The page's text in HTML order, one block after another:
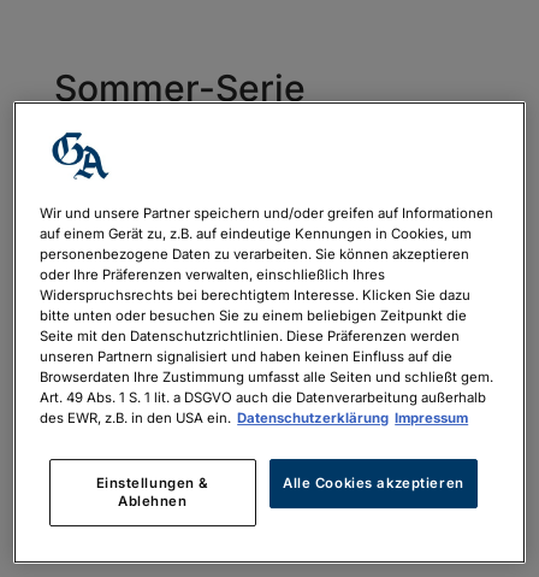
Sommer-Serie
Sommerserie GA
Neueste Kommentare
Wir und unsere Partner speichern und/oder greifen auf Informationen
auf einem Gerät zu, z.B. auf eindeutige Kennungen in Cookies, um
personenbezogene Daten zu verarbeiten. Sie können akzeptieren
oder Ihre Präferenzen verwalten, einschließlich Ihres
Widerspruchsrechts bei berechtigtem Interesse. Klicken Sie dazu
bitte unten oder besuchen Sie zu einem beliebigen Zeitpunkt die
Seite mit den Datenschutzrichtlinien. Diese Präferenzen werden
unseren Partnern signalisiert und haben keinen Einfluss auf die
Browserdaten Ihre Zustimmung umfasst alle Seiten und schließt gem.
Art. 49 Abs. 1 S. 1 lit. a DSGVO auch die Datenverarbeitung außerhalb
des EWR, z.B. in den USA ein. Datenschutzerklärung Impressum
Einstellungen &
Ablehnen
Alle Cookies akzeptieren